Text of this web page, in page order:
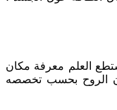
العلم معرفة مكان
الروح بحسب تخصصه